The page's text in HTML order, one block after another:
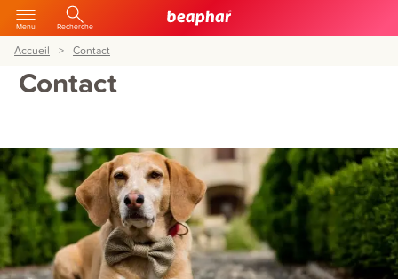
Menu Recherche
Accueil Contact
Contact